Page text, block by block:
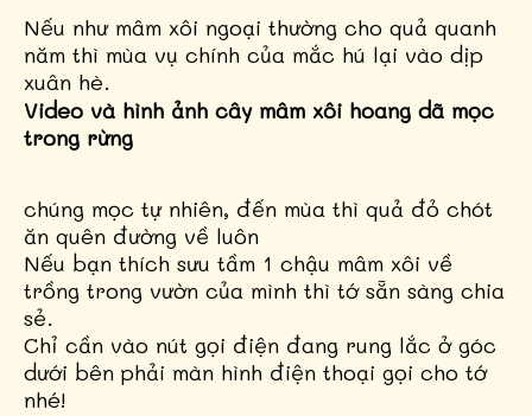
Nếu như mâm xôi ngoại thường cho quả quanh
năm thì mùa vụ chính của mắc hú lại vào dịp
xuân hè.
Video và hình ảnh cây mâm xôi hoang dã mọc
trong rừng
chúng mọc tự nhiên, đến mùa thì quả đỏ chót
ăn quên đường về luôn
Nếu bạn thích sưu tầm 1 chậu mâm xôi về
trồng trong vườn của mình thì tớ sẵn sàng chia
sẻ.
Chỉ cần vào nút gọi điện đang rung lắc ở góc
dưới bên phải màn hình điện thoại gọi cho tớ
nhé!